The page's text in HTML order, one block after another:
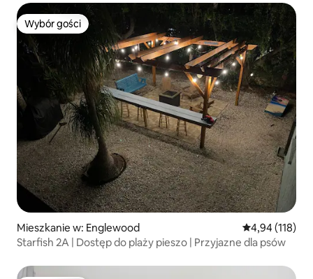
Wybór gości
Wybór gości
Mieszkanie w: Englewood Średnia
4,94 (118)
Starfish 2A | Dostęp do plaży pieszo | Przyjazne dla psów